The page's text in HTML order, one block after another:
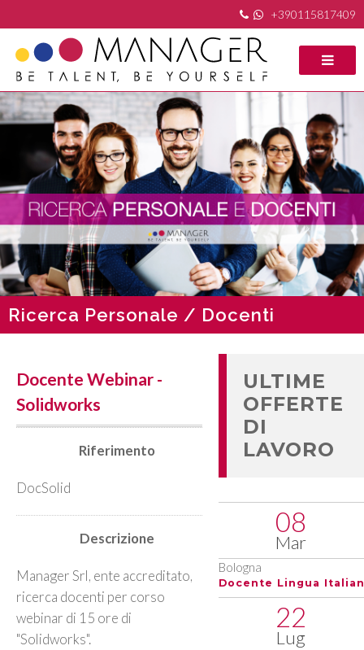
+390115817409
Ricerca Personale / Docenti
Docente Webinar -
Solidworks
Riferimento
DocSolid
Descrizione
Manager Srl, ente accreditato,
ricerca docenti per corso
webinar di 15 ore di
"Solidworks".
ULTIME
OFFERTE
DI
LAVORO
08
Mar
Bologna
Docente Lingua
22
Lug